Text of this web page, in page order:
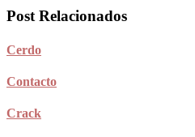
Post Relacionados
Cerdo
Contacto
Crack